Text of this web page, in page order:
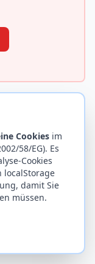
Cookies im
58/EG). Es
Cookies
localStorage
damit Sie
müssen.